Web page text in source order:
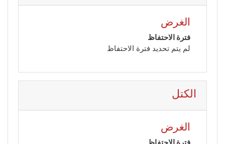
الغرض
فترة الاحتفاظ
لم يتم تحديد فترة الاحتفاظ
الكتل
الغرض